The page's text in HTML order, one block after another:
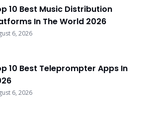
10 Best Music Distribution
In The World 2026
6, 2026
10 Best Teleprompter Apps In
6, 2026